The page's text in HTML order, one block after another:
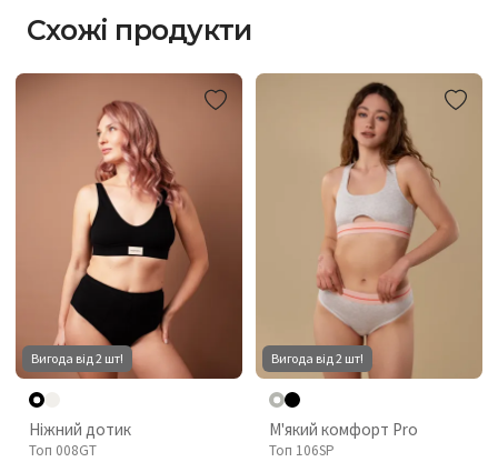
Схожі продукти
Вигода від 2 шт!
Ніжний дотик
Топ 008GT
Вигода від 2 шт!
М'який комфорт Pro
Топ 106SP